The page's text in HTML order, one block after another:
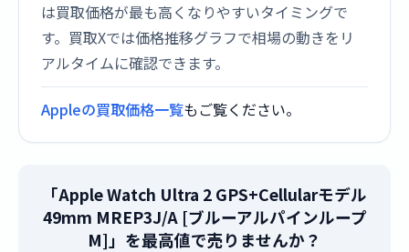
は買取価格が最も高くなりやすいタイミングで
す。買取Xでは価格推移グラフで相場の動きをリ
アルタイムに確認できます。
Appleの買取価格一覧もご覧ください。
「Apple Watch Ultra 2 GPS+Cellularモデル
49mm MREP3J/A [ブルーアルパインループ
M]」を最高値で売りませんか？